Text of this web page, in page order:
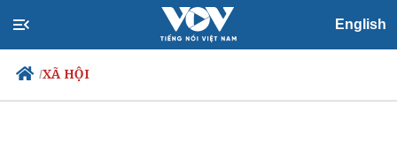
English
/XÃ HỘI